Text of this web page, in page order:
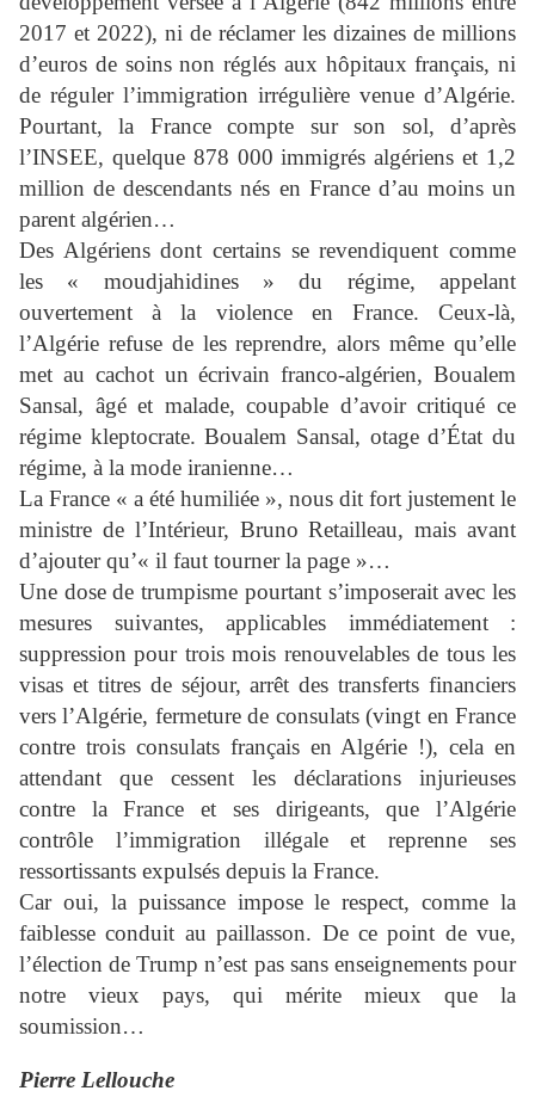
2017 et 2022), ni de réclamer les dizaines de millions
d’euros de soins non réglés aux hôpitaux français, ni
de réguler l’immigration irrégulière venue d’Algérie.
Pourtant, la France compte sur son sol, d’après
l’INSEE, quelque 878 000 immigrés algériens et 1,2
million de descendants nés en France d’au moins un
parent algérien…
Des Algériens dont certains se revendiquent comme
les « moudjahidines » du régime, appelant
ouvertement à la violence en France. Ceux-là,
l’Algérie refuse de les reprendre, alors même qu’elle
met au cachot un écrivain franco-algérien, Boualem
Sansal, âgé et malade, coupable d’avoir critiqué ce
régime kleptocrate. Boualem Sansal, otage d’État du
régime, à la mode iranienne…
La France « a été humiliée », nous dit fort justement le
ministre de l’Intérieur, Bruno Retailleau, mais avant
d’ajouter qu’« il faut tourner la page »…
Une dose de trumpisme pourtant s’imposerait avec les
mesures suivantes, applicables immédiatement :
suppression pour trois mois renouvelables de tous les
visas et titres de séjour, arrêt des transferts financiers
vers l’Algérie, fermeture de consulats (vingt en France
contre trois consulats français en Algérie !), cela en
attendant que cessent les déclarations injurieuses
contre la France et ses dirigeants, que l’Algérie
contrôle l’immigration illégale et reprenne ses
ressortissants expulsés depuis la France.
Car oui, la puissance impose le respect, comme la
faiblesse conduit au paillasson. De ce point de vue,
l’élection de Trump n’est pas sans enseignements pour
notre vieux pays, qui mérite mieux que la
soumission…
Pierre Lellouche